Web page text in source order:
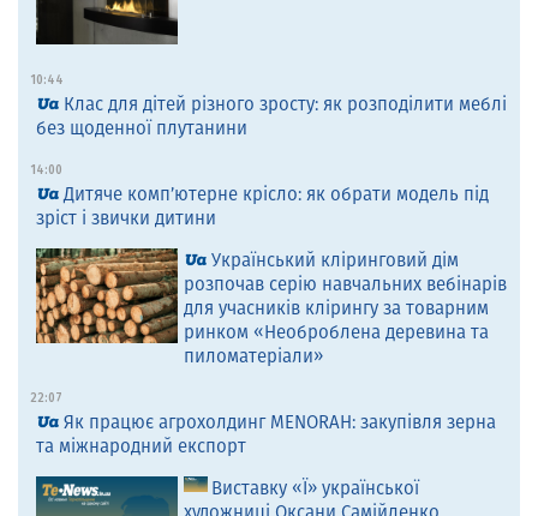
10:44
Клас для дітей різного зросту: як розподілити меблі
без щоденної плутанини
14:00
Дитяче комп’ютерне крісло: як обрати модель під
зріст і звички дитини
Український кліринговий дім
розпочав серію навчальних вебінарів
для учасників клірингу за товарним
ринком «Необроблена деревина та
пиломатеріали»
22:07
Як працює агрохолдинг MENORAH: закупівля зерна
та міжнародний експорт
Виставку «Ї» української